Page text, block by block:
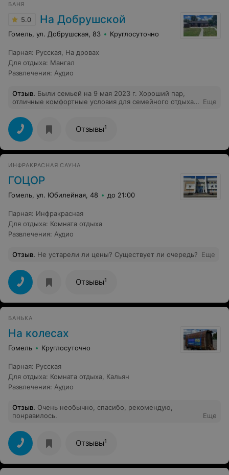
БАНЯ
5.0 На Добрушской
Гомель, ул. Добрушская, 83 Круглосуточно
Парная: Русская На дровах
Для отдыха: Мангал
Развлечения: Аудио
Отзыв. Были семьей на 9 мая 2023 г. Хороший пар,
отличные комфортные условия для семейного отдыха.
довольны.
Еще
Отзывы1
ИНФРАКРАСНАЯ САУНА
ГОЦОР
Гомель, ул. Юбилейная, 48 до 21:00
Парная: Инфракрасная
Для отдыха: Комната отдыха
Развлечения: Аудио
Отзыв. Не устарели ли цены? Существует ли очередь? Еще
Отзывы1
БАНЬКА
На колесах
Гомель Круглосуточно
Парная: Русская
Для отдыха: Комната отдыха Кальян
Развлечения: Аудио
Отзыв. Очень необычно, спасибо, рекомендую,
понравилось.
Еще
Отзывы1